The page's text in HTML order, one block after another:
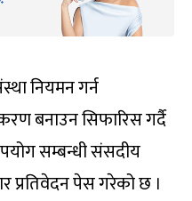
नियमन गर्न
बनाउन सिफारिस गर्दै
सम्बन्धी संसदीय
प्रतिवेदन पेस गरेको छ ।